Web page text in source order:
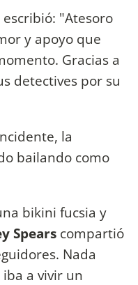
escribió: "Atesoro
y apoyo que
Gracias a
detectives por su
la
bailando como
bikini fucsia y
Spears compartió
Nada
a vivir un